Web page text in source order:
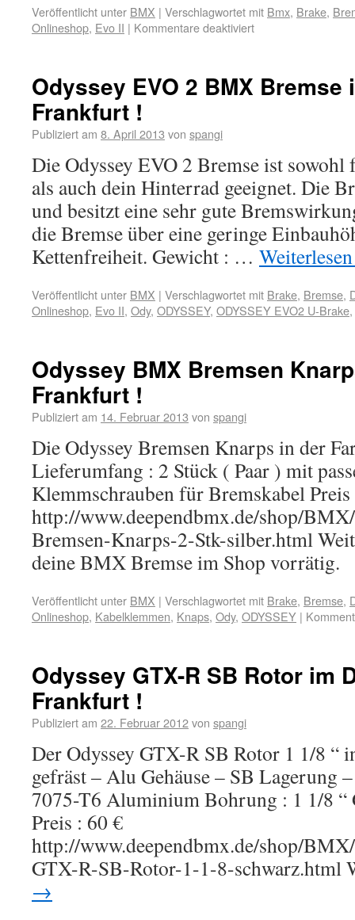
Veröffentlicht unter BMX | Verschlagwortet mit Bmx, Brake,
Onlineshop, Evo II | Kommentare deaktiviert
Odyssey EVO 2 BMX Bremse
Frankfurt !
Publiziert am 8. April 2013 von spangi
Die Odyssey EVO 2 Bremse ist
als auch dein Hinterrad geeignet. Die
und besitzt eine sehr gute
die Bremse über eine geringe
Kettenfreiheit. Gewicht : …
Veröffentlicht unter BMX | Verschlagwortet mit Brake, Bremse,
Onlineshop, Evo II, Ody, ODYSSEY, ODYSSEY EVO2 U-Brake,
Odyssey BMX Bremsen
Frankfurt !
Publiziert am 14. Februar 2013 von spangi
Die Odyssey Bremsen Knarps in der
Lieferumfang : 2 Stück ( Paar ) mit
Klemmschrauben für Bremskabel Preis
http://www.deependbmx.de/shop/
Bremsen-Knarps-2-Stk-silber.html
deine BMX Bremse im Shop vorrätig.
Veröffentlicht unter BMX | Verschlagwortet mit Brake, Bremse,
Onlineshop, Kabelklemmen, Knaps, Ody, ODYSSEY |
Odyssey GTX-R SB Rotor im
Frankfurt !
Publiziert am 22. Februar 2012von spangi
Der Odyssey GTX-R SB Rotor 1 1/8 “
gefräst – Alu Gehäuse – SB Lagerung
7075-T6 Aluminium Bohrung : 1 1/8 “
Preis : 60 €
http://www.deependbmx.de/shop/
GTX-R-SB-Rotor-1-1-8-
→